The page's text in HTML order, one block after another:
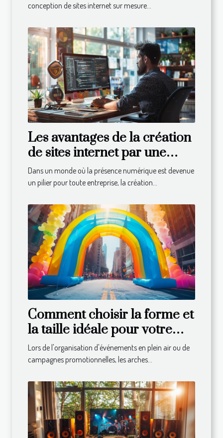
conception de sites internet sur mesure...
Les avantages de la création
de sites internet par une
agence spécialisée
Dans un monde où la présence numérique est devenue
un pilier pour toute entreprise, la création...
Comment choisir la forme et
la taille idéale pour votre
arche gonflable
Lors de l'organisation d'événements en plein air ou de
campagnes promotionnelles, les arches...